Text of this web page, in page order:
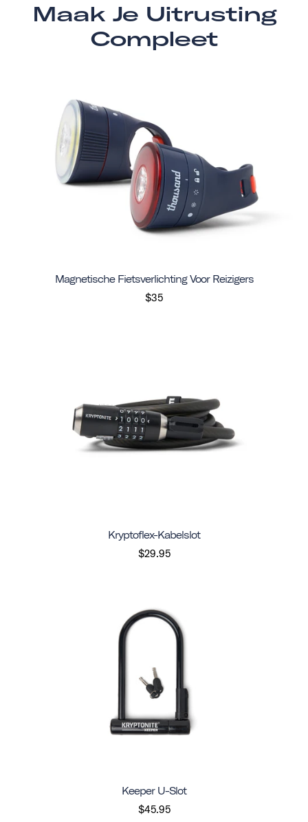
Maak Je Uitrusting
Compleet
Magnetische Fietsverlichting Voor Reizigers
$35
Kryptoflex-Kabelslot
$29.95
Keeper U-Slot
$45.95